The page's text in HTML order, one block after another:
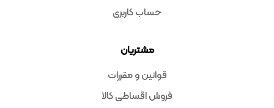
حساب کاربری
مشتریان
قوانین و مقررات
فروش اقساطی کالا